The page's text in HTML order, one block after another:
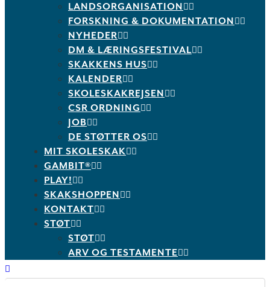
LANDSORGANISATION
FORSKNING & DOKUMENTATION
NYHEDER
DM & LÆRINGSFESTIVAL
SKAKKENS HUS
KALENDER
SKOLESKAKREJSEN
CSR ORDNING
JOB
DE STØTTER OS
MIT SKOLESKAK
GAMBIT®
PLAY!
SKAKSHOPPEN
KONTAKT
STØT
STØT
ARV OG TESTAMENTE